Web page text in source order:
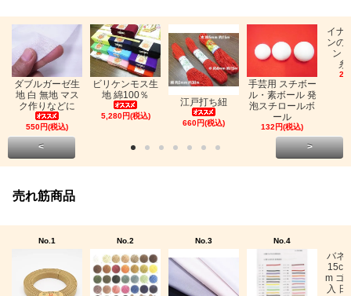
ダブルガーゼ生
地 白 無地 マス
ク作りなどに
550円(税込)
ビリケンモス生
地 綿100％
5,280円(税込)
江戸打ち紐
660円(税込)
手芸用 スチボー
ル・素ボール 発
泡スチロールボ
ール
132円(税込)
イナ
ンの
ン
糸
< >
売れ筋商品
No.1 No.2 No.3 No.4
バネ
m ゴ
入